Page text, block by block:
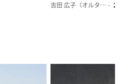
吉田 広子（オルタナ輪番編集長） 2026年6